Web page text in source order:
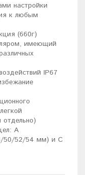
настройки
к любым
(660г)
имеющий
IP67
отдельно)
А
50/52/54 мм) и C